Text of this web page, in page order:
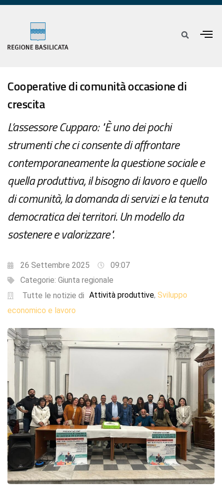
Cooperative di comunità occasione di
crescita
L’assessore Cupparo: "È uno dei pochi
strumenti che ci consente di affrontare
contemporaneamente la questione sociale e
quella produttiva, il bisogno di lavoro e quello
di comunità, la domanda di servizi e la tenuta
democratica dei territori. Un modello da
sostenere e valorizzare".
26 Settembre 2025
09:07
Categorie: Giunta regionale
Tutte le notizie di Attività produttive, Sviluppo
economico e lavoro